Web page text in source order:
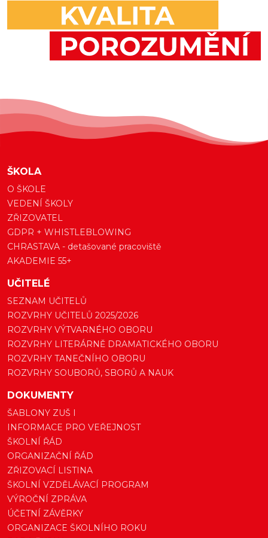
ŠKOLA
O ŠKOLE
VEDENÍ ŠKOLY
ZŘIZOVATEL
GDPR + WHISTLEBLOWING
CHRASTAVA - detašované pracoviště
AKADEMIE 55+
UČITELÉ
SEZNAM UČITELŮ
ROZVRHY UČITELŮ 2025/2026
ROZVRHY VÝTVARNÉHO OBORU
ROZVRHY LITERÁRNĚ DRAMATICKÉHO OBORU
ROZVRHY TANEČNÍHO OBORU
ROZVRHY SOUBORŮ, SBORŮ A NAUK
DOKUMENTY
ŠABLONY ZUŠ I
INFORMACE PRO VEŘEJNOST
ŠKOLNÍ ŘÁD
ORGANIZAČNÍ ŘÁD
ZŘIZOVACÍ LISTINA
ŠKOLNÍ VZDĚLÁVACÍ PROGRAM
VÝROČNÍ ZPRÁVA
ÚČETNÍ ZÁVĚRKY
ORGANIZACE ŠKOLNÍHO ROKU